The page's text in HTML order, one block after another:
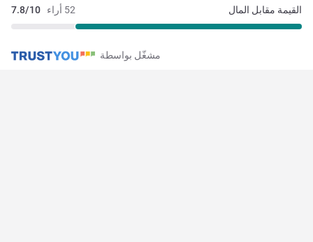
52 أراء 7.8/10 القيمة مقابل المال
مشغّل بواسطة